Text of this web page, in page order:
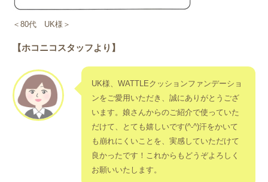
＜80代 UK様＞
【ホコニコスタッフより】
UK様、WATTLEクッションファンデーショ
ンをご愛用いただき、誠にありがとうござ
います。娘さんからのご紹介で使っていた
だけて、とても嬉しいです(^-^)汗をかいて
も崩れにくいことを、実感していただけて
良かったです！これからもどうぞよろしく
お願いいたします。